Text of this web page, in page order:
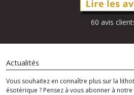
60 avis
Actualités
Vous souhaitez en connaître plus sur la
ésotérique ? Pensez à vous abonner à